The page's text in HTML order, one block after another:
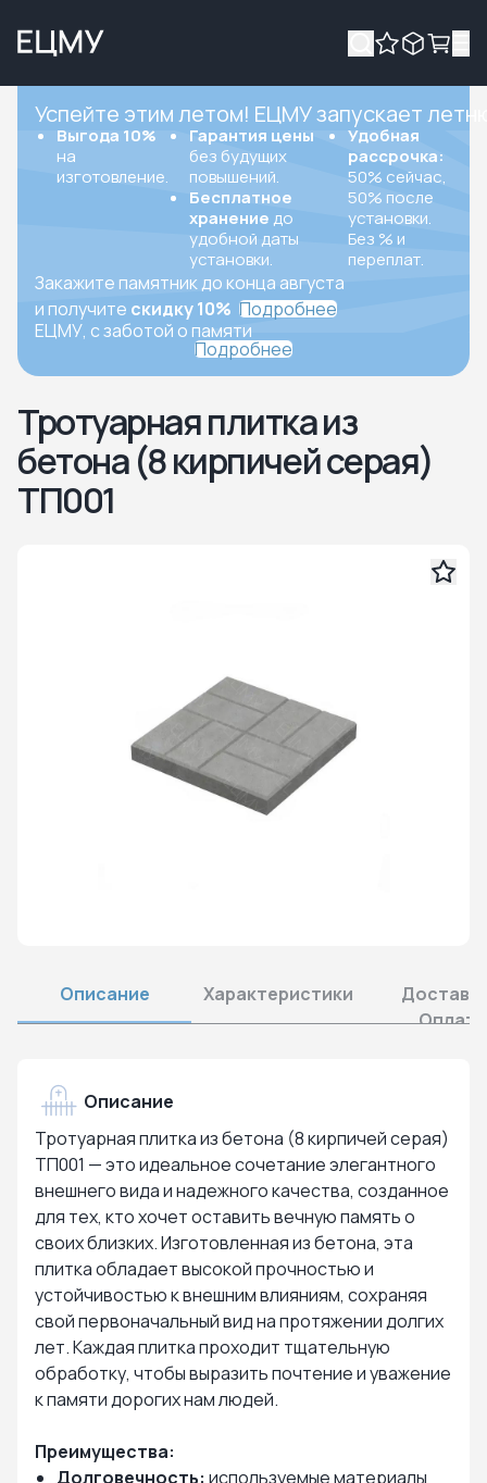
Успейте этим летом! ЕЦМУ запускает
Выгода 10%
на
изготовление.
Гарантия цены
без будущих
повышений.
Бесплатное
хранение до
удобной даты
установки.
Удобная
рассрочка:
50% сейчас,
50% после
установки.
Без % и
переплат.
Закажите памятник до конца августа
и получите скидку 10% Подробнее
ЕЦМУ, с заботой о памяти
Подробнее
Тротуарная плитка из
бетона (8 кирпичей серая)
ТП001
Описание Характеристики
Оплата
Описание
Тротуарная плитка из бетона (8 кирпичей серая)
ТП001 — это идеальное сочетание элегантного
внешнего вида и надежного качества, созданное
для тех, кто хочет оставить вечную память о
своих близких. Изготовленная из бетона, эта
плитка обладает высокой прочностью и
устойчивостью к внешним влияниям, сохраняя
свой первоначальный вид на протяжении долгих
лет. Каждая плитка проходит тщательную
обработку, чтобы выразить почтение и уважение
к памяти дорогих нам людей.
Преимущества:
Долговечность: используемые материалы